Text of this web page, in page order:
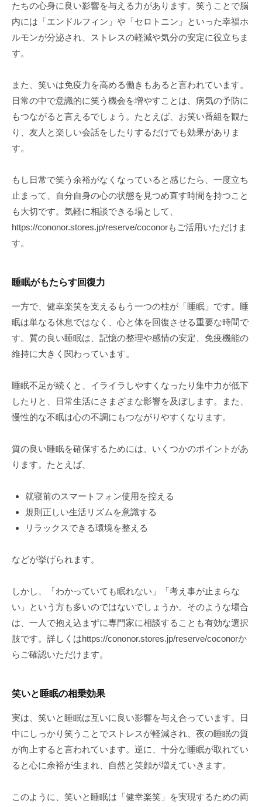
たちの心身に良い影響を与える力があります。笑うことで脳
内には「エンドルフィン」や「セロトニン」といった幸福ホ
ルモンが分泌され、ストレスの軽減や気分の安定に役立ちま
す。
また、笑いは免疫力を高める働きもあると言われています。
日常の中で意識的に笑う機会を増やすことは、病気の予防に
もつながると言えるでしょう。たとえば、お笑い番組を観た
り、友人と楽しい会話をしたりするだけでも効果がありま
す。
もし日常で笑う余裕がなくなっていると感じたら、一度立ち
止まって、自分自身の心の状態を見つめ直す時間を持つこと
も大切です。気軽に相談できる場として、
https://cononor.stores.jp/reserve/coconorもご活用いただけま
す。
睡眠がもたらす回復力
一方で、健幸楽笑を支えるもう一つの柱が「睡眠」です。睡
眠は単なる休息ではなく、心と体を回復させる重要な時間で
す。質の良い睡眠は、記憶の整理や感情の安定、免疫機能の
維持に大きく関わっています。
睡眠不足が続くと、イライラしやすくなったり集中力が低下
したりと、日常生活にさまざまな影響を及ぼします。また、
慢性的な不眠は心の不調にもつながりやすくなります。
質の良い睡眠を確保するためには、いくつかのポイントがあ
ります。たとえば、
就寝前のスマートフォン使用を控える
規則正しい生活リズムを意識する
リラックスできる環境を整える
などが挙げられます。
しかし、「わかっていても眠れない」「考え事が止まらな
い」という方も多いのではないでしょうか。そのような場合
は、一人で抱え込まずに専門家に相談することも有効な選択
肢です。詳しくはhttps://cononor.stores.jp/reserve/coconorか
らご確認いただけます。
笑いと睡眠の相乗効果
実は、笑いと睡眠は互いに良い影響を与え合っています。日
中にしっかり笑うことでストレスが軽減され、夜の睡眠の質
が向上すると言われています。逆に、十分な睡眠が取れてい
ると心に余裕が生まれ、自然と笑顔が増えていきます。
このように、笑いと睡眠は「健幸楽笑」を実現するための両